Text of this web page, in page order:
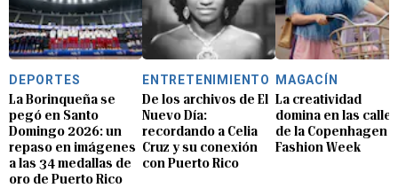
DEPORTES
La Borinqueña se
pegó en Santo
Domingo 2026: un
repaso en imágenes
a las 34 medallas de
oro de Puerto Rico
ENTRETENIMIENTO
De los archivos de El
Nuevo Día:
recordando a Celia
Cruz y su conexión
con Puerto Rico
MAGACÍN
La creatividad
domina en las calles
de la Copenhagen
Fashion Week